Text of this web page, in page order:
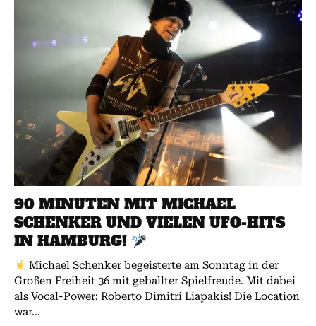
90 MINUTEN MIT MICHAEL
SCHENKER UND VIELEN UFO-HITS
IN HAMBURG!
Michael Schenker begeisterte am Sonntag in der
Großen Freiheit 36 mit geballter Spielfreude. Mit dabei
als Vocal-Power: Roberto Dimitri Liapakis! Die Location
war...